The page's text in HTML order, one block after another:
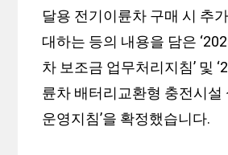
달용 전기이륜차 구매 시 추
대하는 등의 내용을 담은
차 보조금 업무처리지침’ 및
륜차 배터리교환형 충전시설
운영지침’을 확정했습니다.